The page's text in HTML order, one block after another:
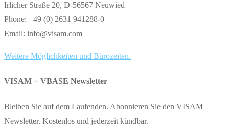
Irlicher Straße 20, D-56567 Neuwied
Phone: +49 (0) 2631 941288-0
Email: info@visam.com
Weitere Möglichkeiten und Bürozeiten.
VISAM + VBASE Newsletter
Bleiben Sie auf dem Laufenden. Abonnieren Sie den VISAM
Newsletter. Kostenlos und jederzeit kündbar.